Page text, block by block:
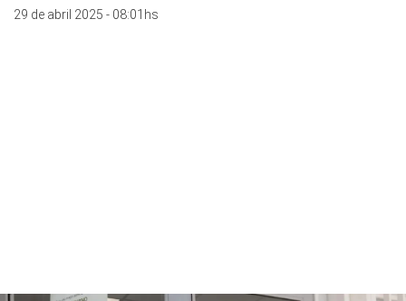
29 de abril 2025 - 08:01hs